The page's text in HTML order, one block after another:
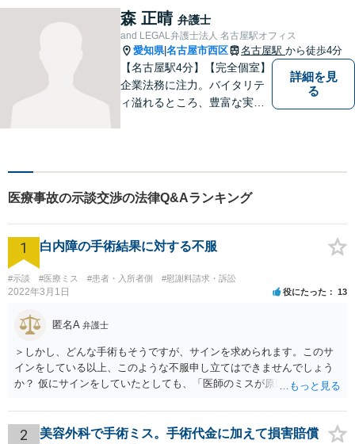
依頼者の気持ちに寄り添い、
最適な解決策をご提案するこ
とを大切にしています。
森 正晴 弁護士
and LEGAL弁護士法人 名古屋駅オフィス
愛知県|名古屋市西区 名古屋駅 から徒歩4分
【名古屋駅4分】【完全個室】
企業法務に注力。バイタリテ
ィ溢れるところ、豊富な実
い。
詳細を見
る
医療事故の示談交渉の法律Q&Aランキング
1 白内障の手術結果に対する不服
#示談 #医療ミス #患者・入所者側 #慰謝料請求・訴訟
2022年3月1日 役にたった 13
匿名A 弁護士
＞しかし、どんな手術もそうですが、サインを求められます。このサ
インをしている以上、このような不服申し立てはできませんでしょう
か？ 仮にサインをしていたとしても、「医師のミスが原因で老眼がひ
眼が悪化することがあるにもかかわらず、全く説明されなかったよう
な場合」には、請求することは可能です。
2
美容外科で手術ミス。手術代金に加えて損害賠償